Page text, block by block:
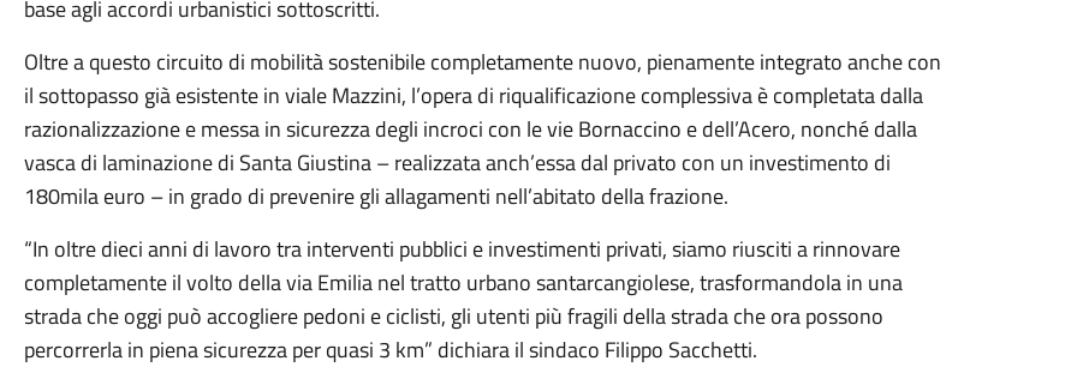
base agli accordi urbanistici sottoscritti.
Oltre a questo circuito di mobilità sostenibile completamente nuovo, pienamente integrato anche con
il sottopasso già esistente in viale Mazzini, l’opera di riqualificazione complessiva è completata dalla
razionalizzazione e messa in sicurezza degli incroci con le vie Bornaccino e dell’Acero, nonché dalla
vasca di laminazione di Santa Giustina – realizzata anch’essa dal privato con un investimento di
180mila euro – in grado di prevenire gli allagamenti nell’abitato della frazione.
“In oltre dieci anni di lavoro tra interventi pubblici e investimenti privati, siamo riusciti a rinnovare
completamente il volto della via Emilia nel tratto urbano santarcangiolese, trasformandola in una
strada che oggi può accogliere pedoni e ciclisti, gli utenti più fragili della strada che ora possono
percorrerla in piena sicurezza per quasi 3 km” dichiara il sindaco Filippo Sacchetti.